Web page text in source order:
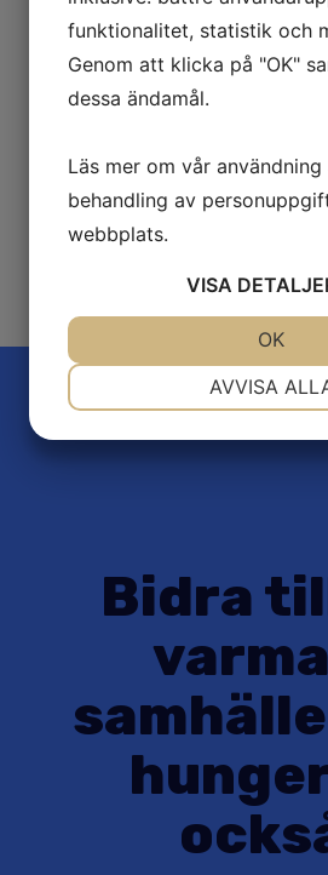
Skriv till oss
Bidra
funktionalitet, statistik och
Genom att klicka på "OK"
dessa ändamål.
Läs mer om vår
behandling av
webbplats.
VISA
AVVISA
OK